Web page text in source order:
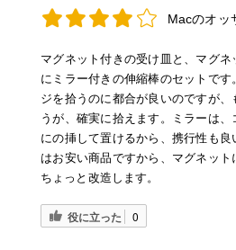
Macのオッ
マグネット付きの受け皿と、マグ
にミラー付きの伸縮棒のセットで
ジを拾うのに都合が良いのですが
うが、確実に拾えます。ミラーは、
にの挿して置けるから、携行性も
はお安い商品ですから、マグネット
ちょっと改造します。
役に立った 0